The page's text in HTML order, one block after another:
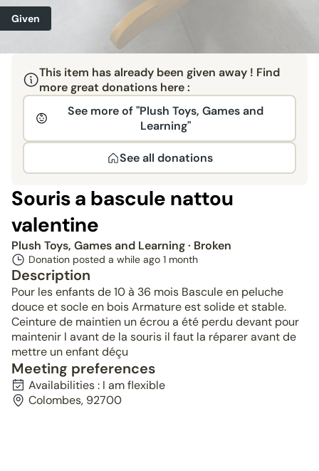
Given
This item has already been given away ! Find
more great donations here :
See more of "Plush Toys, Games and
Learning"
See all donations
Souris a bascule nattou
valentine
Plush Toys, Games and Learning· Broken
Donation posted a while ago 1 month
Description
Pour les enfants de 10 à 36 mois Bascule en peluche
douce et socle en bois Armature est solide et stable.
Ceinture de maintien un écrou a été perdu devant pour
maintenir l avant de la souris il faut la réparer avant de
mettre un enfant déçu
Meeting preferences
Availabilities : I am flexible
Colombes, 92700